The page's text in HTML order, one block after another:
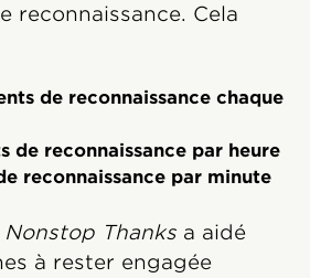
reconnaissance. Cela
de reconnaissance chaque
de reconnaissance par heure
reconnaissance par minute
Nonstop Thanks a aidé
à rester engagée